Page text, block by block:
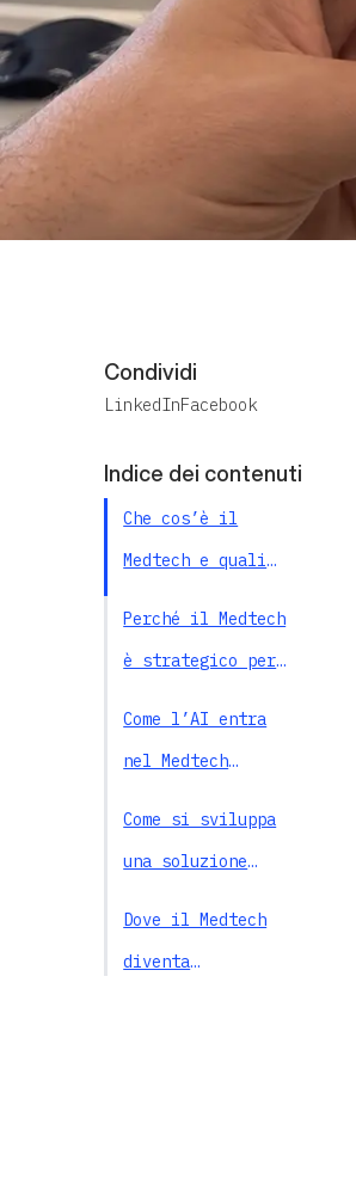
Condividi
LinkedInFacebook
Indice dei contenuti
Che cos’è il
Medtech e quali
Perché il Medtech
è strategico per
Come l’AI entra
nel Medtech
Come si sviluppa
una soluzione
Dove il Medtech
diventa